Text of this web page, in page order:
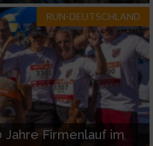
RUN-DEUTSCHLAND
Jahre Firmenlauf im